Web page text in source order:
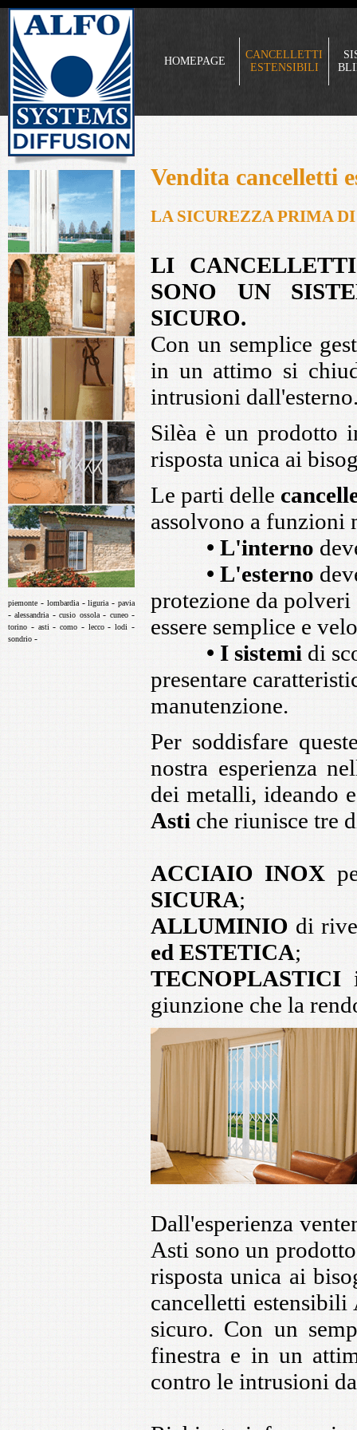
HOMEPAGE
CANCELLETTI
ESTENSIBILI
piemonte - lombardia-liguria-pavia
-alessandria-cusio ossola- cuneo-
torino - asti-como - lecco-lodi -
sondrio -
Vendita cancelletti
LA SICUREZZA PRIMA
LI
SONO UN
SICURO.
Con un semplice
in un attimo si
intrusioni
Silèa è un prodotto
risposta unica ai
Le parti delle
assolvono a funzioni
• L'interno
• L'esterno
protezione da
essere semplice e
• I sistemi di
presentare
manutenzione.
Per soddisfare
nostra esperienza
dei metalli, ideando
Asti che riunisce tre
ACCIAIO INOX
SICURA;
ALLUMINIO di
ed ESTETICA;
TECNOPLASTICI
giunzione che la
Dall'esperienza
Asti sono un
risposta unica ai
cancelletti estensibili
sicuro. Con un
finestra e in un
contro le intrusioni